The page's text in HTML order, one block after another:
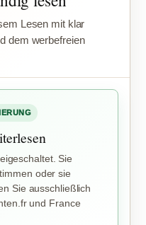
Lesen mit klar
dem werbefreien
Sie
oder sie
Sie ausschließlich
und France